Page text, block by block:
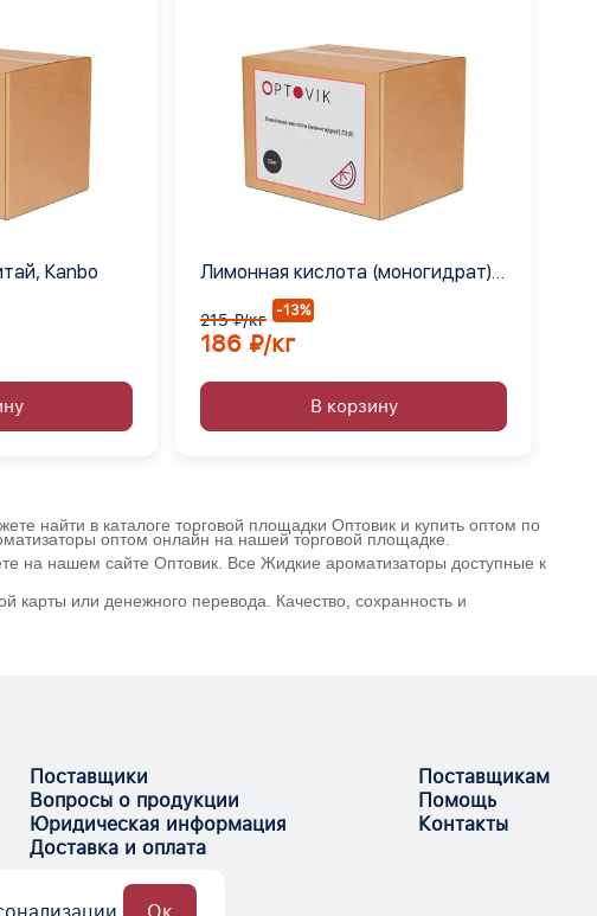
Кanbo
Лимонная кислота (моногидрат)
215 ₽/кг -13%
186 ₽/кг
В корзину
найти в каталоге торговой площадки Оптовик и купить оптом по
оптом онлайн на нашей торговой площадке.
на нашем сайте Оптовик. Все Жидкие ароматизаторы доступные к
или денежного перевода. Качество, сохранность и
Поставщики
Вопросы о продукции
Юридическая информация
Доставка и оплата
Поставщикам
Помощь
Контакты